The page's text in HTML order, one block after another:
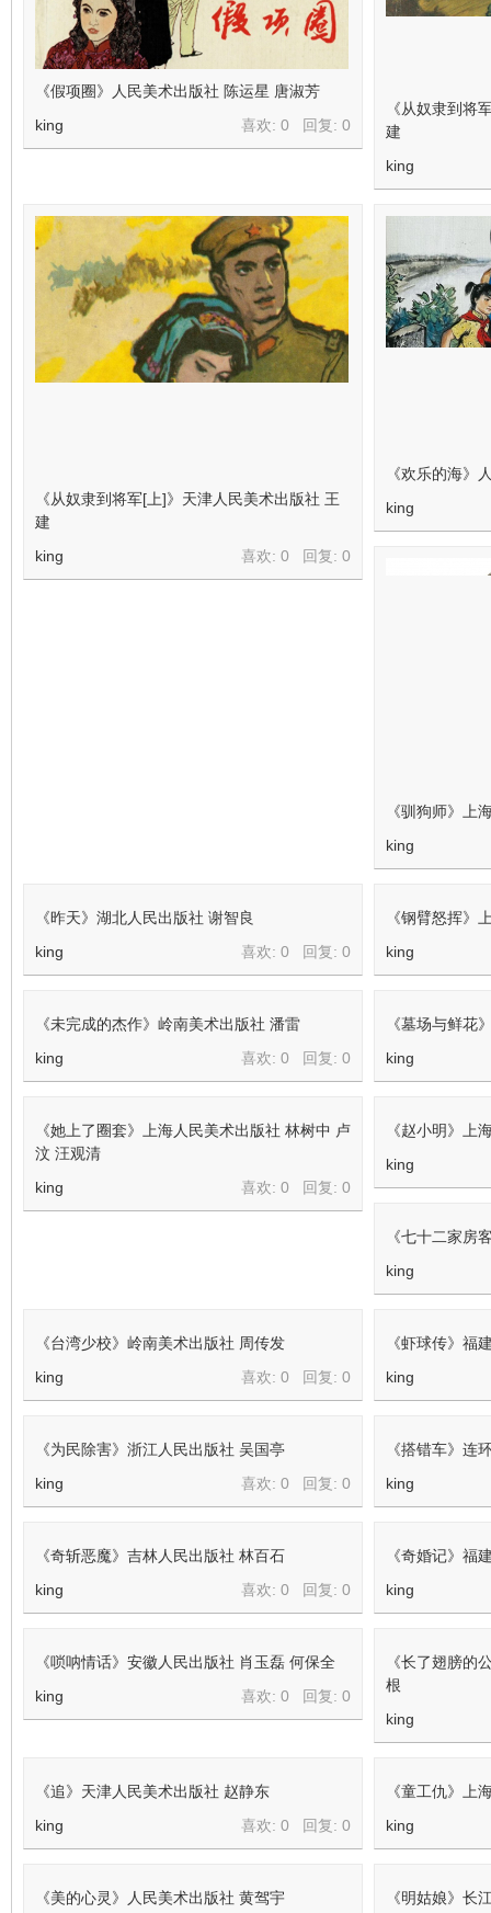
《假项圈》人民美术出版社 陈运星 唐淑芳
喜欢: 0 回复: 0
king
《从奴隶到将
建
king
《从奴隶到将军[上]》天津人民美术出版社 王
建
喜欢: 0 回复: 0
king
《欢乐的海》
king
《驯狗师》上
king
《昨天》湖北人民出版社 谢智良
喜欢: 0 回复: 0
king
《钢臂怒挥》
king
《未完成的杰作》岭南美术出版社 潘雷
喜欢: 0 回复: 0
king
《墓场与鲜花
king
《她上了圈套》上海人民美术出版社 林树中 卢
汶 汪观清
喜欢: 0 回复: 0
king
《赵小明》上
king
《七十二家房
king
《台湾少校》岭南美术出版社 周传发
喜欢: 0 回复: 0
king
《虾球传》福
king
《为民除害》浙江人民出版社 吴国亭
喜欢: 0 回复: 0
king
《搭错车》连
king
《奇斩恶魔》吉林人民出版社 林百石
喜欢: 0 回复: 0
king
《奇婚记》福
king
《唢呐情话》安徽人民出版社 肖玉磊 何保全
喜欢: 0 回复: 0
king
《长了翅膀的
根
king
《追》天津人民美术出版社 赵静东
喜欢: 0 回复: 0
king
《童工仇》上
king
《美的心灵》人民美术出版社 黄驾宇 《明姑娘》长